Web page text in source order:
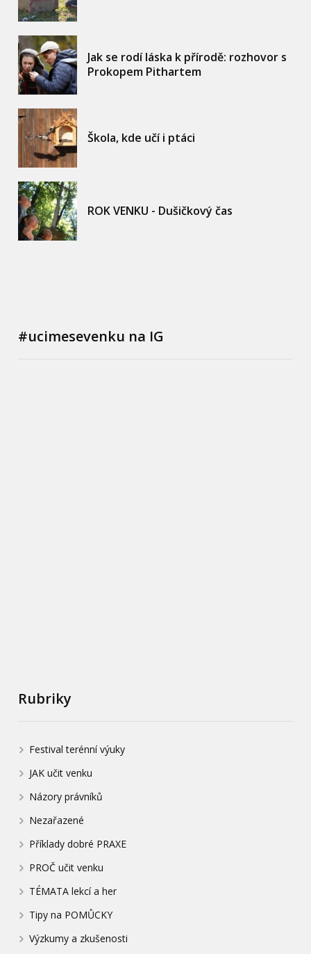
Jak se rodí láska k přírodě: rozhovor s
Prokopem Pithartem
Škola, kde učí i ptáci
ROK VENKU - Dušičkový čas
#ucimesevenku na IG
Rubriky
Festival terénní výuky
JAK učit venku
Názory právníků
Nezařazené
Příklady dobré PRAXE
PROČ učit venku
TÉMATA lekcí a her
Tipy na POMŮCKY
Výzkumy a zkušenosti